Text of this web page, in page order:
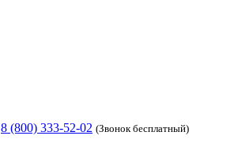
8 (800) 333-52-02 (Звонок бесплатный)